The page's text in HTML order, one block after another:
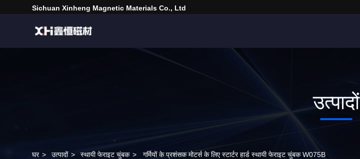
Sichuan Xinheng Magnetic Materials Co., Ltd
उत्पादों
घर > उत्पादों > स्थायी फेराइट चुंबक > गर्मियों के प्रशंसक मोटर्स के लिए स्टार्टर हार्ड स्थायी फेराइट चुंबक W075B